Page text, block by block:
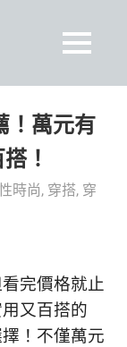
MENU
！萬元有
！
時尚, 穿搭, 穿
完價格就止
又百搭的
！不僅萬元